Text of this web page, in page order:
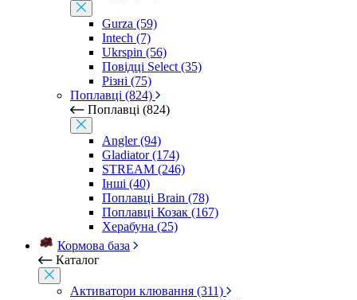
Gurza (59)
Intech (7)
Ukrspin (56)
Повідці Select (35)
Різні (75)
Поплавці (824)
Поплавці (824)
Angler (94)
Gladiator (174)
STREAM (246)
Інші (40)
Поплавці Brain (78)
Поплавці Козак (167)
Херабуна (25)
Кормова база
Каталог
Активатори клювання (311)